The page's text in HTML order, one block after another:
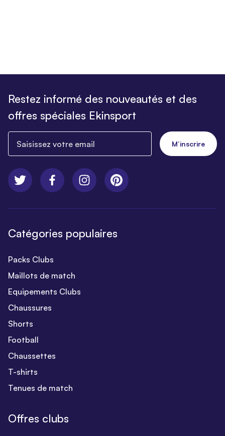
Restez informé des nouveautés et des
offres spéciales Ekinsport
M’inscrire
Catégories populaires
Packs Clubs
Maillots de match
Equipements Clubs
Chaussures
Shorts
Football
Chaussettes
T-shirts
Tenues de match
Offres clubs